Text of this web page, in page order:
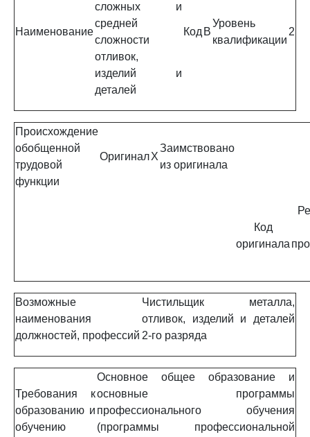
Наименование
сложных и
средней
сложности
отливок,
изделий и
деталей
Код B
Уровень
квалификации
2
Происхождение
обобщенной
трудовой
функции
ОригиналX
Заимствовано
из оригинала
Код
оригинала
Возможные
наименования
должностей, профессий
Чистильщик металла,
отливок, изделий и деталей
2-го разряда
Требования к
образованию и
обучению
Основное общее образование и
основные программы
профессионального обучения
(программы профессиональной